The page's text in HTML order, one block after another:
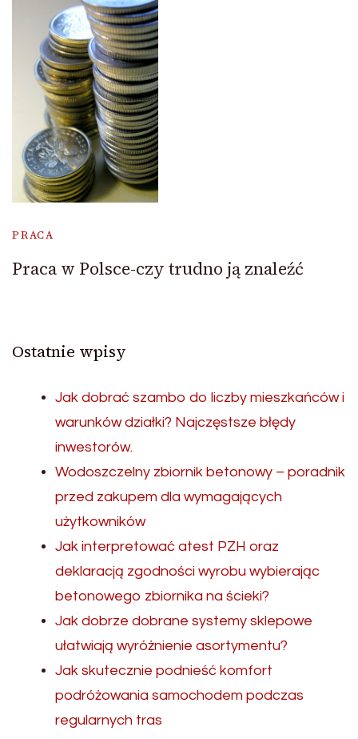
PRACA
Praca w Polsce-czy trudno ją znaleźć
Ostatnie wpisy
Jak dobrać szambo do liczby mieszkańców i
warunków działki? Najczęstsze błędy
inwestorów.
Wodoszczelny zbiornik betonowy – poradnik
przed zakupem dla wymagających
użytkowników
Jak interpretować atest PZH oraz
deklaracją zgodności wyrobu wybierając
betonowego zbiornika na ścieki?
Jak dobrze dobrane systemy sklepowe
ułatwiają wyróżnienie asortymentu?
Jak skutecznie podnieść komfort
podróżowania samochodem podczas
regularnych tras